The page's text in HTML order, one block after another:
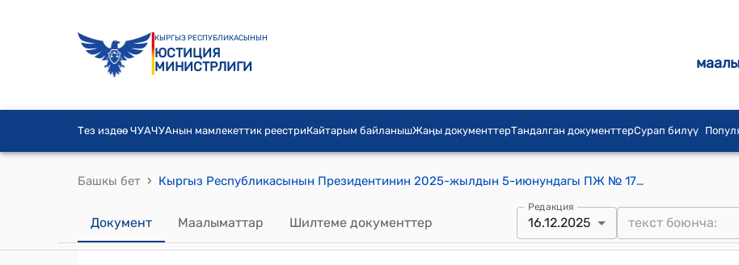
КЫРГЫЗ РЕСПУБЛИКАСЫНЫН
ЮСТИЦИЯ
МИНИСТРЛИГИ
Тез издөө ЧУАЧУАнын мамлекеттик реестриКайтарым байланышЖаңы документтерТандалган документтерСурап билүү
Башкы бет › Кыргыз Республикасынын Президентинин 2025-жылдын 5-июнундагы ПЖ № 177 "Кыргыз Республикасынын Президентинин өзгөчө тапшырмалар боюнча атайын өкүлүнүн ишинин айрым маселелери жөнүндө" Жарлыгы
Документ Маалыматтар Шилтеме документтер
Редакция
16.12.2025